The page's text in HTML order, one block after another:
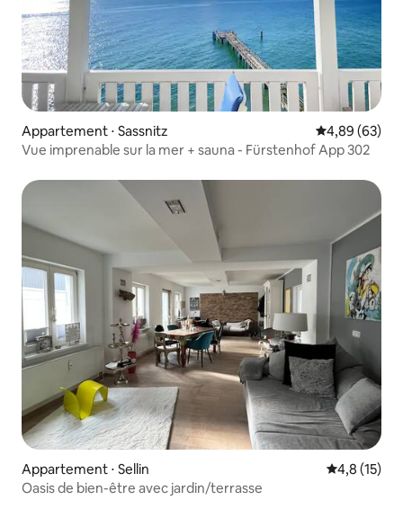
Appartement ⋅ Sassnitz Évaluation
4,89 (63)
Vue imprenable sur la mer + sauna - Fürstenhof App 302
Appartement ⋅ Sellin Évaluation
4,8 (15)
Oasis de bien-être avec jardin/terrasse